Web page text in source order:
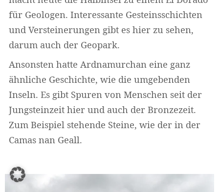
für Geologen. Interessante Gesteinsschichten
und Versteinerungen gibt es hier zu sehen,
darum auch der Geopark.
Ansonsten hatte Ardnamurchan eine ganz
ähnliche Geschichte, wie die umgebenden
Inseln. Es gibt Spuren von Menschen seit der
Jungsteinzeit hier und auch der Bronzezeit.
Zum Beispiel stehende Steine, wie der in der
Camas nan Geall.